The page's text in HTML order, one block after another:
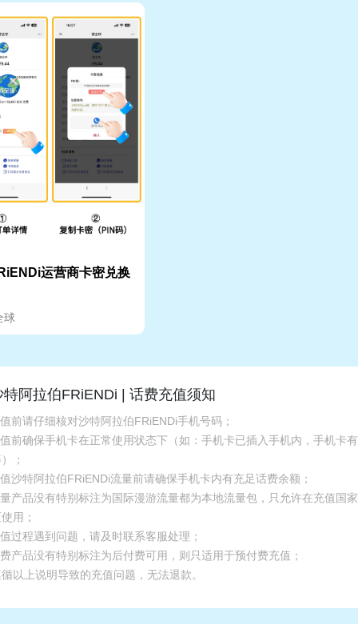
运营商卡密兑换
球
特阿拉伯FRiENDi | 话费充值须知
前请仔细核对沙特阿拉伯FRiENDi手机号码；
前确保手机卡在正常使用状态下（如：手机卡已插入手机内，手机卡
；
沙特阿拉伯FRiENDi流量前请确保手机卡内有充足话费余额；
产品没有特别标注为国际漫游流量都为本地流量包，只允许在充值国
用；
过程遇到问题，请及时联系客服处理；
产品没有特别标注为后付费可用，则只适用于预付费充值；
以上说明导致的充值问题，无法退款。